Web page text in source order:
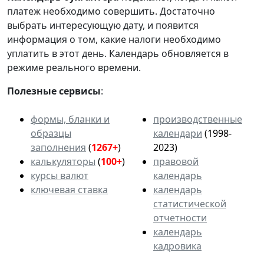
платеж необходимо совершить. Достаточно
выбрать интересующую дату, и появится
информация о том, какие налоги необходимо
уплатить в этот день. Календарь обновляется в
режиме реального времени.
Полезные сервисы:
формы, бланки и
образцы
заполнения (1267+)
калькуляторы (100+)
курсы валют
ключевая ставка
производственные
календари (1998-
2023)
правовой
календарь
календарь
статистической
отчетности
календарь
кадровика